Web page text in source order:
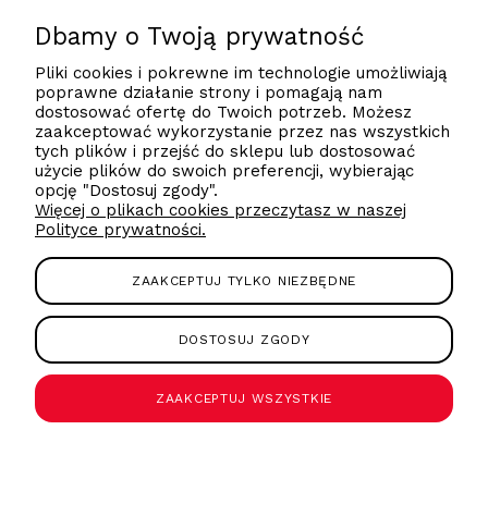
kontakt@forcell.pl
607590080
Poznaj nas
Regulaminy
Produkty Forcell
Dbamy o Twoją prywatność
Pliki cookies i pokrewne im technologie umożliwiają
poprawne działanie strony i pomagają nam
dostosować ofertę do Twoich potrzeb. Możesz
zaakceptować wykorzystanie przez nas wszystkich
tych plików i przejść do sklepu lub dostosować
użycie plików do swoich preferencji, wybierając
opcję "Dostosuj zgody".
Więcej o plikach cookies przeczytasz w naszej
Polityce prywatności.
ZAAKCEPTUJ TYLKO NIEZBĘDNE
DOSTOSUJ ZGODY
ZAAKCEPTUJ WSZYSTKIE